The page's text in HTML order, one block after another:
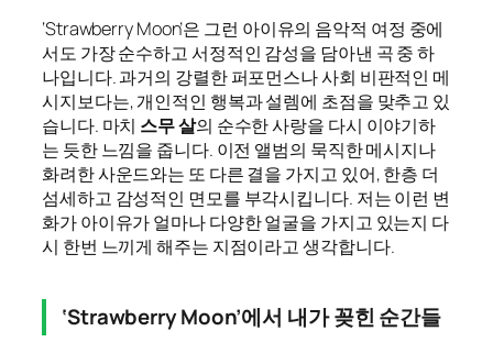
‘Strawberry Moon’은 그런 아이유의 음악적 여정 중에
서도 가장 순수하고 서정적인 감성을 담아낸 곡 중 하
나입니다. 과거의 강렬한 퍼포먼스나 사회 비판적인 메
시지보다는, 개인적인 행복과 설렘에 초점을 맞추고 있
습니다. 마치 스무 살의 순수한 사랑을 다시 이야기하
는 듯한 느낌을 줍니다. 이전 앨범의 묵직한 메시지나
화려한 사운드와는 또 다른 결을 가지고 있어, 한층 더
섬세하고 감성적인 면모를 부각시킵니다. 저는 이런 변
화가 아이유가 얼마나 다양한 얼굴을 가지고 있는지 다
시 한번 느끼게 해주는 지점이라고 생각합니다.
‘Strawberry Moon’에서 내가 꽂힌 순간들